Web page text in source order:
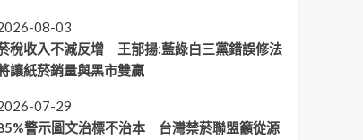
08-03
稅收入不減反增 王郁揚:藍綠白三黨錯誤修法
讓紙菸銷量與黑市雙贏
07-29
警示圖文治標不治本 台灣禁菸聯盟籲從源